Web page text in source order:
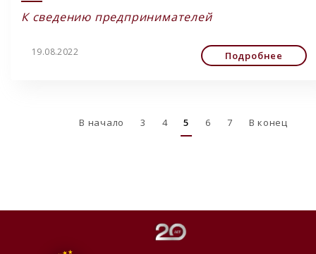
К сведению предпринимателей
19.08.2022 Подробнее
В начало 3 4 5 6 7 В конец